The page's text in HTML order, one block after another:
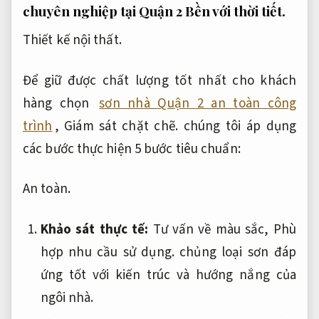
chuyên nghiệp tại Quận 2Bền với thời tiết.
Thiết kế nội thất.
Để giữ được chất lượng tốt nhất cho khách
hàng chọn sơn nhà Quận 2 an toàn công
trình, Giám sát chặt chẽ.chúng tôi áp dụng
các bước thực hiện 5 bước tiêu chuẩn:
An toàn.
Khảo sát thực tế: Tư vấn về màu sắc, Phù
hợp nhu cầu sử dụng.chủng loại sơn đáp
ứng tốt với kiến trúc và hướng nắng của
ngôi nhà.